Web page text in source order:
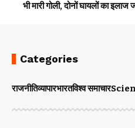
भी मारी गोली, दोनों घायलों का इलाज
Categories
राजनीतिव्यापारभारतविश्व समाचार